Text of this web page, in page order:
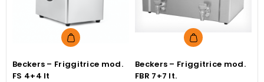
Beckers – Friggitrice mod.
FS 4+4 lt
Beckers – Friggitrice mod.
FBR 7+7 lt.